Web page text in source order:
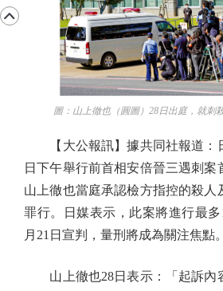
圖：山上徹也（圓圖）28日出庭，就刺
【大公報訊】據共同社報道：
日下午舉行前首相安倍晉三遇刺案
山上徹也當庭承認檢方指控的殺人
罪行。日媒表示，此案將進行最
月21日宣判，量刑將成為關注焦點。
山上徹也28日表示：「起訴內